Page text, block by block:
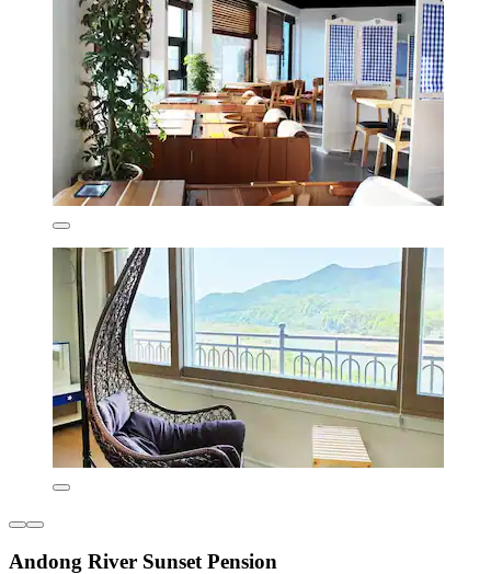
Andong River Sunset Pension